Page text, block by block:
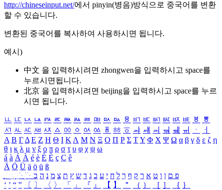
http://chineseinput.net/에서 pinyin(병음)방식으로 중국어를 변환
할 수 있습니다.
변환된 중국어를 복사하여 사용하시면 됩니다.
예시)
中文 을 입력하시려면 zhongwen을 입력하시고 space를
누르시면됩니다.
北京 을 입력하시려면 beijing을 입력하시고 space를 누르
시면 됩니다.
ㅥ ㅦ ㅧ ㅨ ㅩ ㅪ ㅫ ㅬ ㅭ ㅮ ㅯ ㅰ ㅱ ㅲ ㅳ ㅴ ㅵ ㅶ ㅷ ㅸ
ㅹ
ㅺ ㅻ ㅼ ㅽ ㅾ ㅿ ㆀ ㆁ ㆂ ㆃ ㆄ ㆅ ㆆ ㆇ ㆈ ㆉ ㆊ ㆋ ㆌ ㆍ
ㆎ
Α Β ΓΔ Ε Ζ Η Θ Ι ΚΛ Μ Ν Ξ Ο Π Ρ Σ ΤΥ Φ Χ Ψ Ω α β γ δ ε ζ η
θ ι κ λ μ ν ξ ο π ρ σ τ υ φ χ ψ ω
á à Á À é è É È ç Ç ê
Ä Ö Ü ä ö ü ß
ִֶֹ ֻּ ׁׂ פ ם ן ו ט א ר ק ף ך ל ח י ע כ ג ד ש ץ ת צ מ נ ה ב
‘ ’ “ ” 〔 〕 〈 〉 「 」 『 』 【 】 ＂ （ ） ［ ］ ｛ ｝